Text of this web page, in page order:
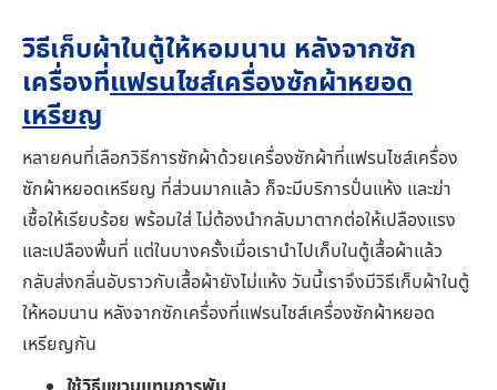
วิธีเก็บผ้าในตู้ให้หอมนาน หลังจากซัก
เครื่องที่แฟรนไชส์เครื่องซักผ้าหยอด
เหรียญ
หลายคนที่เลือกวิธีการซักผ้าด้วยเครื่องซักผ้าที่แฟรนไชส์เครื่อง
ซักผ้าหยอดเหรียญ ที่ส่วนมากแล้ว ก็จะมีบริการปั่นแห้ง และฆ่า
เชื้อให้เรียบร้อย พร้อมใส่ ไม่ต้องนำกลับมาตากต่อให้เปลืองแรง
และเปลืองพื้นที่ แต่ในบางครั้งเมื่อเรานำไปเก็บในตู้เสื้อผ้าแล้ว
กลับส่งกลิ่นอับราวกับเสื้อผ้ายังไม่แห้ง วันนี้เราจึงมีวิธีเก็บผ้าในตู้
ให้หอมนาน หลังจากซักเครื่องที่แฟรนไชส์เครื่องซักผ้าหยอด
เหรียญกัน
ใช้วิธีแขวนแทนการพับ